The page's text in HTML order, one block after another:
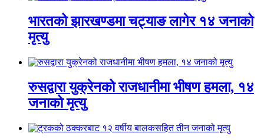
भारतको झारखण्डमा चट्याङ लागेर १४ जनाको
मृत्यु
रुसद्वारा युक्रेनको राजधानीमा भीषण हमला, १४
जनाको मृत्यु